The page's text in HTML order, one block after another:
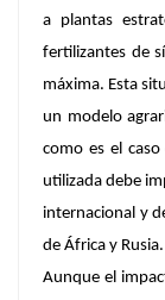
a plantas
fertilizantes de
máxima. Esta
un modelo
como es el
utilizada debe
internacional y
de África y Rusia.
Aunque el